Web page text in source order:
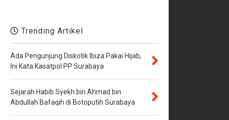
Trending Artikel
Ada Pengunjung Diskotik Ibiza Pakai Hijab,
Ini Kata Kasatpol PP Surabaya
Sejarah Habib Syekh bin Ahmad bin
Abdullah Bafaqih di Botoputih Surabaya